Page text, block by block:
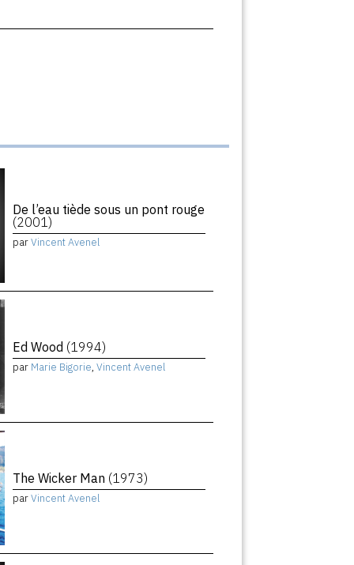
De l’eau tiède sous un pont rouge
(2001)
parVincent Avenel
Ed Wood (1994)
par Marie Bigorie, Vincent Avenel
The Wicker Man (1973)
parVincent Avenel